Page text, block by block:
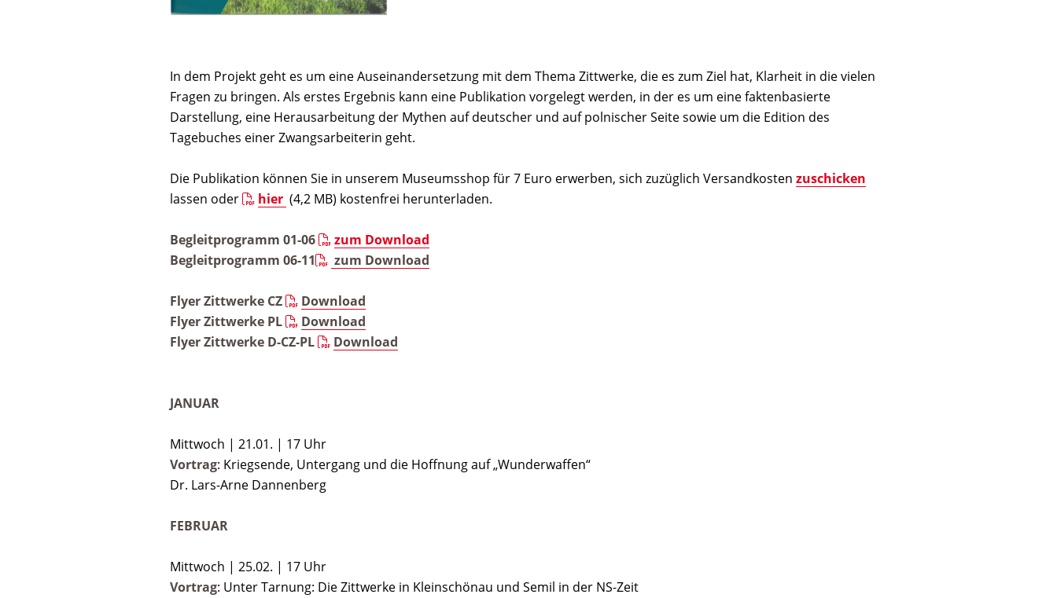
In dem Projekt geht es um eine Auseinandersetzung mit dem Thema Zittwerke, die es zum Ziel hat, Klarheit in die vielen
Fragen zu bringen. Als erstes Ergebnis kann eine Publikation vorgelegt werden, in der es um eine faktenbasierte
Darstellung, eine Herausarbeitung der Mythen auf deutscher und auf polnischer Seite sowie um die Edition des
Tagebuches einer Zwangsarbeiterin geht.
Die Publikation können Sie in unserem Museumsshop für 7 Euro erwerben, sich zuzüglich Versandkosten zuschicken
lassen oder
hier (4,2 MB) kostenfrei herunterladen.
Begleitprogramm 01-06
zum Download
Begleitprogramm 06-11
zum Download
Flyer Zittwerke CZ
Download
Flyer Zittwerke PL
Download
Flyer Zittwerke D-CZ-PL
Download
JANUAR
Mittwoch | 21.01. | 17 Uhr
Vortrag: Kriegsende, Untergang und die Hoffnung auf „Wunderwaffen“
Dr. Lars-Arne Dannenberg
FEBRUAR
Mittwoch | 25.02. | 17 Uhr
Vortrag: Unter Tarnung: Die Zittwerke in Kleinschönau und Semil in der NS-Zeit